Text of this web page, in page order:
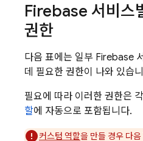
Firebase 서비스
권한
다음 표에는 일부 Firebase
데 필요한 권한이 나와 있습
필요에 따라 이러한 권한은 각
할에 자동으로 포함됩니다.
커스텀 역할을 만들 경우 다